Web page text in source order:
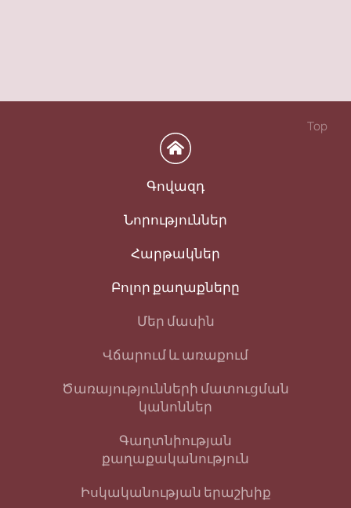
Top
Գովազդ
Նորություններ
Հարթակներ
Բոլոր քաղաքները
Մեր մասին
Վճարում և առաքում
Ծառայությունների մատուցման
կանոններ
Գաղտնիության
քաղաքականություն
Իսկականության երաշխիք